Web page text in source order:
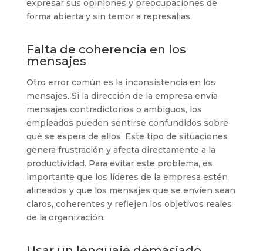
expresar sus opiniones y preocupaciones de
forma abierta y sin temor a represalias.
Falta de coherencia en los
mensajes
Otro error común es la inconsistencia en los
mensajes. Si la dirección de la empresa envía
mensajes contradictorios o ambiguos, los
empleados pueden sentirse confundidos sobre
qué se espera de ellos. Este tipo de situaciones
genera frustración y afecta directamente a la
productividad. Para evitar este problema, es
importante que los líderes de la empresa estén
alineados y que los mensajes que se envíen sean
claros, coherentes y reflejen los objetivos reales
de la organización.